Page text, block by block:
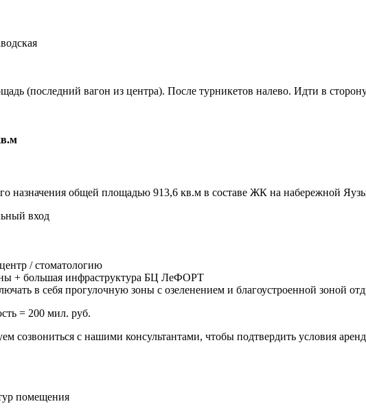
(последний вагон из центра). После турникетов налево. Идти в
общей площадью 913,6 кв.м в составе ЖК на набережной
вход
/ стоматологию
+ большая инфраструктура БЦ ЛеФОРТ
в себя прогулочную зоны с озеленением и благоустроенной зоной
= 200 мил. руб.
созвониться с нашими консультантами, чтобы подтвердить условия
помещения